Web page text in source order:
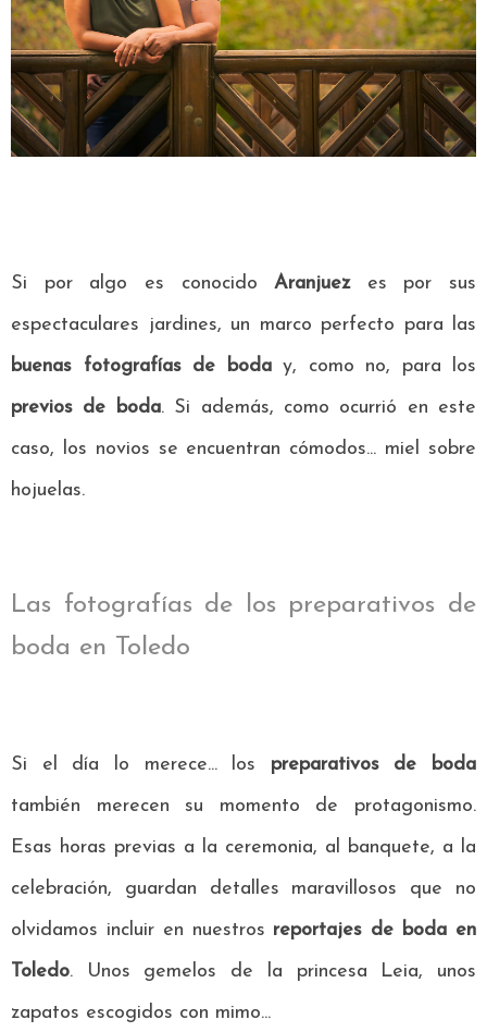
Si por algo es conocidoAranjuezes por sus
espectaculares jardines, un marco perfecto para las
buenas fotografías de boday, como no, para los
previos de boda. Si además, como ocurrió en este
caso, los novios se encuentran cómodos... miel sobre
hojuelas.
Las fotografías de los preparativos de
boda en Toledo
Si el día lo merece... los preparativos de boda
también merecen su momento de protagonismo.
Esas horas previas a la ceremonia, al banquete, a la
celebración, guardan detalles maravillosos que no
olvidamos incluir en nuestros reportajes de boda en
Toledo. Unos gemelos de la princesa Leia, unos
zapatos escogidos con mimo...